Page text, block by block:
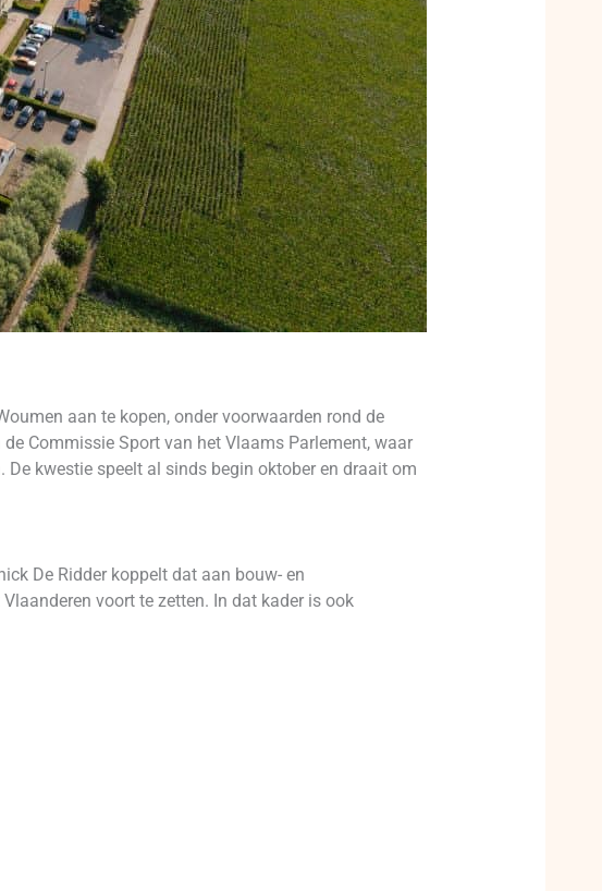
aan te kopen, onder voorwaarden rond de
Commissie Sport van het Vlaams Parlement, waar
kwestie speelt al sinds begin oktober en draait om
De Ridder koppelt dat aan bouw- en
voort te zetten. In dat kader is ook